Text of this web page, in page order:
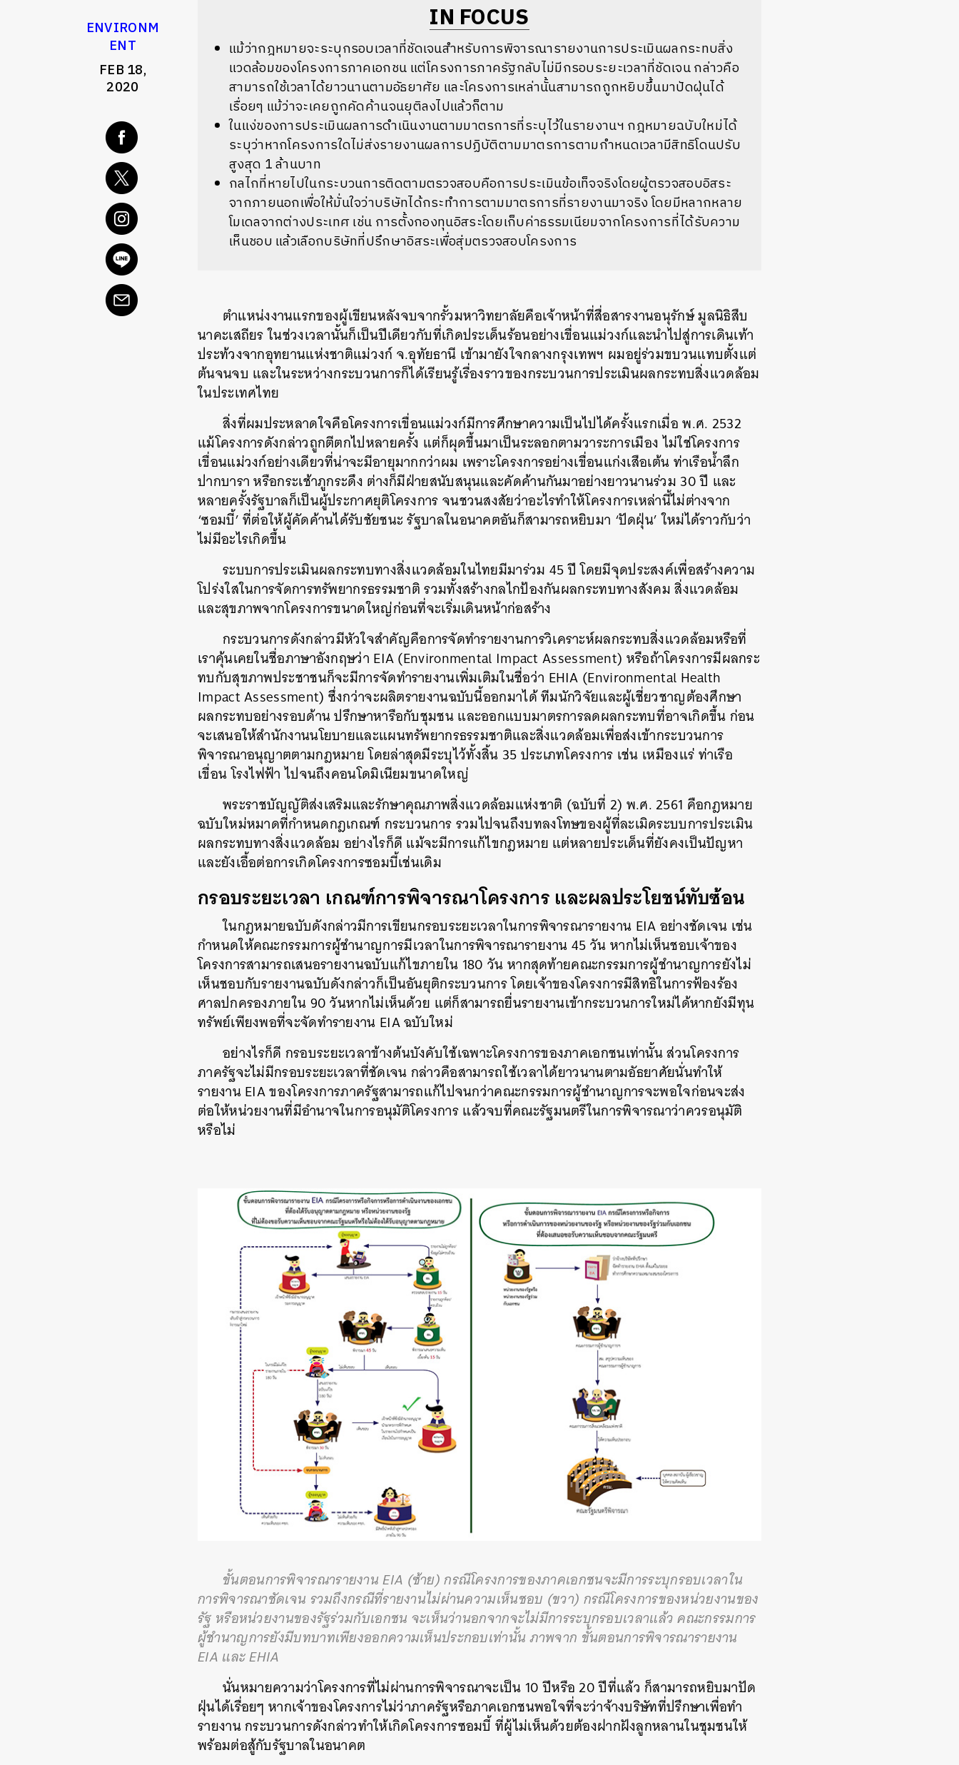
ENVIRONM
ENT
FEB 18,
2020
IN FOCUS
แม้ว่ากฎหมายจะระบุกรอบเวลาที่ชัดเจนสำหรับการพิจารณารายงานการประเมินผลกระทบสิ่ง
แวดล้อมของโครงการภาคเอกชน แต่โครงการภาครัฐกลับไม่มีกรอบระยะเวลาที่ชัดเจนกล่าวคือ
สามารถใช้เวลาได้ยาวนานตามอัธยาศัย และโครงการเหล่านั้นสามารถถูกหยิบขึ้นมาปัดฝุ่นได้
เรื่อยๆ แม้ว่าจะเคยถูกคัดค้านจนยุติลงไปแล้วก็ตาม
ในแง่ของการประเมินผลการดำเนินงานตามมาตรการที่ระบุไว้ในรายงานฯ กฎหมายฉบับใหม่ได้
ระบุว่าหากโครงการใดไม่ส่งรายงานผลการปฏิบัติตามมาตรการตามกำหนดเวลามีสิทธิโดนปรับ
สูงสุด 1ล้านบาท
กลไกที่หายไปในกระบวนการติดตามตรวจสอบคือการประเมินข้อเท็จจริงโดยผู้ตรวจสอบอิสระ
จากภายนอกเพื่อให้มั่นใจว่าบริษัทได้กระทำการตามมาตรการที่รายงานมาจริงโดยมีหลากหลาย
โมเดลจากต่างประเทศเช่น การตั้งกองทุนอิสระโดยเก็บค่าธรรมเนียมจากโครงการที่ได้รับความ
เห็นชอบ แล้วเลือกบริษัทที่ปรึกษาอิสระเพื่อสุ่มตรวจสอบโครงการ
ตำแหน่งงานแรกของผู้เขียนหลังจบจากรั้วมหาวิทยาลัยคือเจ้าหน้าที่สื่อสารงานอนุรักษ์มูลนิธิสืบ
นาคะเสถียรในช่วงเวลานั้นก็เป็นปีเดียวกับที่เกิดประเด็นร้อนอย่างเขื่อนแม่วงก์และนำไปสู่การเดินเท้า
ประท้วงจากอุทยานแห่งชาติแม่วงก์จ.อุทัยธานี เข้ามายังใจกลางกรุงเทพฯ ผมอยู่ร่วมขบวนแทบตั้งแต่
ต้นจนจบ และในระหว่างกระบวนการก็ได้เรียนรู้เรื่องราวของกระบวนการประเมินผลกระทบสิ่งแวดล้อม
ในประเทศไทย
สิ่งที่ผมประหลาดใจคือโครงการเขื่อนแม่วงก์มีการศึกษาความเป็นไปได้ครั้งแรกเมื่อพ.ศ. 2532
แม้โครงการดังกล่าวถูกตีตกไปหลายครั้ง แต่ก็ผุดขึ้นมาเป็นระลอกตามวาระการเมือง ไม่ใช่โครงการ
เขื่อนแม่วงก์อย่างเดียวที่น่าจะมีอายุมากกว่าผม เพราะโครงการอย่างเขื่อนแก่งเสือเต้นท่าเรือน้ำลึก
ปากบาราหรือกระเช้าภูกระดึง ต่างก็มีฝ่ายสนับสนุนและคัดค้านกันมาอย่างยาวนานร่วม 30ปี และ
หลายครั้งรัฐบาลก็เป็นผู้ประกาศยุติโครงการจนชวนสงสัยว่าอะไรทำให้โครงการเหล่านี้ไม่ต่างจาก
‘ซอมบี้’ที่ต่อให้ผู้คัดค้านได้รับชัยชนะรัฐบาลในอนาคตอันก็สามารถหยิบมา ‘ปัดฝุ่น’ใหม่ได้ราวกับว่า
ไม่มีอะไรเกิดขึ้น
ระบบการประเมินผลกระทบทางสิ่งแวดล้อมในไทยมีมาร่วม 45ปี โดยมีจุดประสงค์เพื่อสร้างความ
โปร่งใสในการจัดการทรัพยากรธรรมชาติรวมทั้งสร้างกลไกป้องกันผลกระทบทางสังคมสิ่งแวดล้อม
และสุขภาพจากโครงการขนาดใหญ่ก่อนที่จะเริ่มเดินหน้าก่อสร้าง
กระบวนการดังกล่าวมีหัวใจสำคัญคือการจัดทำรายงานการวิเคราะห์ผลกระทบสิ่งแวดล้อมหรือที่
เราคุ้นเคยในชื่อภาษาอังกฤษว่า EIA (Environmental Impact Assessment) หรือถ้าโครงการมีผลกระ
ทบกับสุขภาพประชาชนก็จะมีการจัดทำรายงานเพิ่มเติมในชื่อว่า EHIA (Environmental Health
Impact Assessment) ซึ่งกว่าจะผลิตรายงานฉบับนี้ออกมาได้ทีมนักวิจัยและผู้เชี่ยวชาญต้องศึกษา
ผลกระทบอย่างรอบด้านปรึกษาหารือกับชุมชนและออกแบบมาตรการลดผลกระทบที่อาจเกิดขึ้นก่อน
จะเสนอให้สำนักงานนโยบายและแผนทรัพยากรธรรมชาติและสิ่งแวดล้อมเพื่อส่งเข้ากระบวนการ
พิจารณาอนุญาตตามกฎหมายโดยล่าสุดมีระบุไว้ทั้งสิ้น 35ประเภทโครงการ เช่น เหมืองแร่ท่าเรือ
เขื่อนโรงไฟฟ้า ไปจนถึงคอนโดมิเนียมขนาดใหญ่
พระราชบัญญัติส่งเสริมและรักษาคุณภาพสิ่งแวดล้อมแห่งชาติ (ฉบับที่ 2) พ.ศ. 2561 คือกฎหมาย
ฉบับใหม่หมาดที่กำหนดกฎเกณฑ์ กระบวนการรวมไปจนถึงบทลงโทษของผู้ที่ละเมิดระบบการประเมิน
ผลกระทบทางสิ่งแวดล้อม อย่างไรก็ดี แม้จะมีการแก้ไขกฎหมาย แต่หลายประเด็นที่ยังคงเป็นปัญหา
และยังเอื้อต่อการเกิดโครงการซอมบี้เช่นเดิม
กรอบระยะเวลา เกณฑ์การพิจารณาโครงการและผลประโยชน์ทับซ้อน
ในกฎหมายฉบับดังกล่าวมีการเขียนกรอบระยะเวลาในการพิจารณารายงาน EIAอย่างชัดเจน เช่น
กำหนดให้คณะกรรมการผู้ชำนาญการมีเวลาในการพิจารณารายงาน45วันหากไม่เห็นชอบเจ้าของ
โครงการสามารถเสนอรายงานฉบับแก้ไขภายใน180 วันหากสุดท้ายคณะกรรมการผู้ชำนาญการยังไม่
เห็นชอบกับรายงานฉบับดังกล่าวก็เป็นอันยุติกระบวนการโดยเจ้าของโครงการมีสิทธิในการฟ้องร้อง
ศาลปกครองภายใน90วันหากไม่เห็นด้วย แต่ก็สามารถยื่นรายงานเข้ากระบวนการใหม่ได้หากยังมีทุน
ทรัพย์เพียงพอที่จะจัดทำรายงาน EIAฉบับใหม่
อย่างไรก็ดี กรอบระยะเวลาข้างต้นบังคับใช้เฉพาะโครงการของภาคเอกชนเท่านั้นส่วนโครงการ
ภาครัฐจะไม่มีกรอบระยะเวลาที่ชัดเจนกล่าวคือสามารถใช้เวลาได้ยาวนานตามอัธยาศัยนั่นทำให้
รายงานEIAของโครงการภาครัฐสามารถแก้ไปจนกว่าคณะกรรมการผู้ชำนาญการจะพอใจก่อนจะส่ง
ต่อให้หน่วยงานที่มีอำนาจในการอนุมัติโครงการแล้วจบที่คณะรัฐมนตรีในการพิจารณาว่าควรอนุมัติ
หรือไม่
ขั้นตอนการพิจารณารายงาน EIA (ซ้าย) กรณีโครงการของภาคเอกชนจะมีการระบุกรอบเวลาใน
การพิจารณาชัดเจน รวมถึงกรณีที่รายงานไม่ผ่านความเห็นชอบ (ขวา) กรณีโครงการของหน่วยงานของ
รัฐ หรือหน่วยงานของรัฐร่วมกับเอกชน จะเห็นว่านอกจากจะไม่มีการระบุกรอบเวลาแล้ว คณะกรรมการ
ผู้ชำนาญการยังมีบทบาทเพียงออกความเห็นประกอบเท่านั้น ภาพจาก ขั้นตอนการพิจารณารายงาน
EIA และ EHIA
นั่นหมายความว่าโครงการที่ไม่ผ่านการพิจารณาจะเป็น10ปีหรือ 20ปีที่แล้ว ก็สามารถหยิบมาปัด
ฝุ่นได้เรื่อยๆ หากเจ้าของโครงการไม่ว่าภาครัฐหรือภาคเอกชนพอใจที่จะว่าจ้างบริษัทที่ปรึกษาเพื่อทำ
รายงานกระบวนการดังกล่าวทำให้เกิดโครงการซอมบี้ ที่ผู้ไม่เห็นด้วยต้องฝากฝังลูกหลานในชุมชนให้
พร้อมต่อสู้กับรัฐบาลในอนาคต
ค้นหา
SHARE TWEET LINE EMAIL